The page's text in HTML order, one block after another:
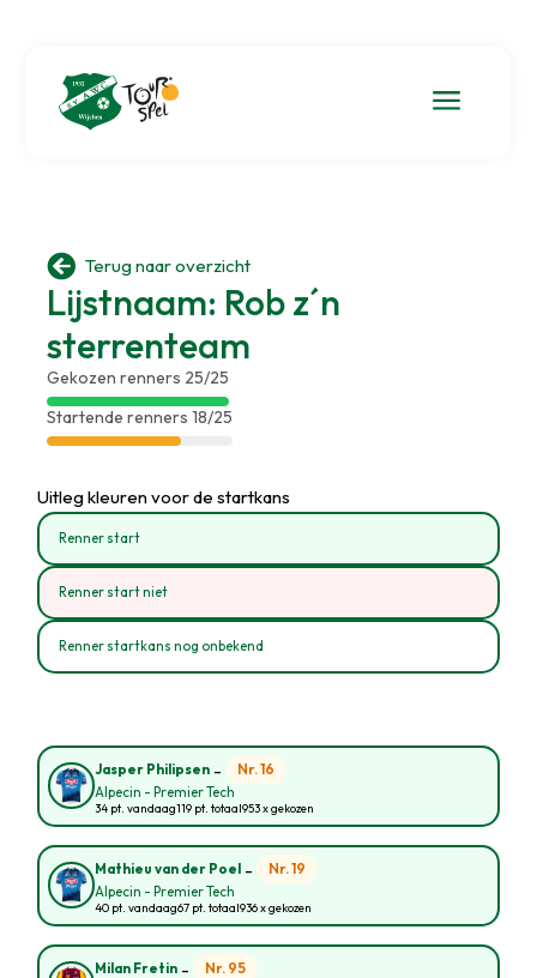
a
 Terug naar overzicht
Lijstnaam: Rob z´n
sterrenteam
Gekozen renners 25/25
Startende renners 18/25
Uitleg kleuren voor de startkans
Renner start
Renner start niet
Renner startkans nog onbekend
Jasper Philipsen - Nr. 16
Alpecin - Premier Tech
34 pt. vandaag119 pt. totaal953 x gekozen
Mathieu van der Poel - Nr. 19
Alpecin - Premier Tech
40 pt. vandaag67 pt. totaal936 x gekozen
Milan Fretin - Nr. 95